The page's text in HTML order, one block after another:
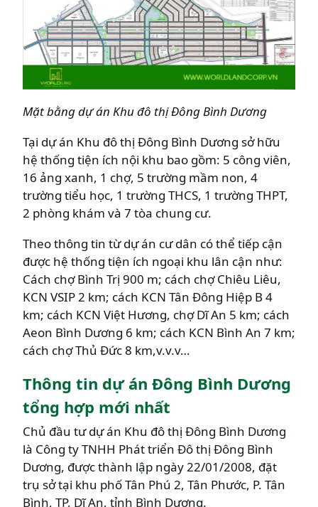
Mặt bằng dự án Khu đô thị Đông Bình Dương
Tại dự án Khu đô thị Đông Bình Dương sở hữu
hệ thống tiện ích nội khu bao gồm: 5 công viên,
16 ảng xanh, 1 chợ, 5 trường mầm non, 4
trường tiểu học, 1 trường THCS, 1 trường THPT,
2 phòng khám và 7 tòa chung cư.
Theo thông tin từ dự án cư dân có thể tiếp cận
được hệ thống tiện ích ngoại khu lân cận như:
Cách chợ Bình Trị 900 m; cách chợ Chiêu Liêu,
KCN VSIP 2 km; cách KCN Tân Đông Hiệp B 4
km; cách KCN Việt Hương, chợ Dĩ An 5 km; cách
Aeon Bình Dương 6 km; cách KCN Bình An 7 km;
cách chợ Thủ Đức 8 km,v.v.v…
Thông tin dự án Đông Bình Dương
tổng hợp mới nhất
Chủ đầu tư dự án Khu đô thị Đông Bình Dương
là Công ty TNHH Phát triển Đô thị Đông Bình
Dương, được thành lập ngày 22/01/2008, đặt
trụ sở tại khu phố Tân Phú 2, Tân Phước, P. Tân
Bình, TP. Dĩ An, tỉnh Bình Dương.